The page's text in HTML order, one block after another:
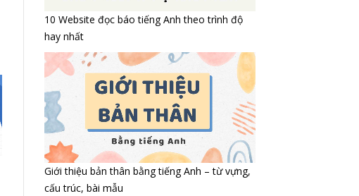
10 Website đọc báo tiếng Anh theo trình độ
hay nhất
Giới thiệu bản thân bằng tiếng Anh – từ vựng,
cấu trúc, bài mẫu